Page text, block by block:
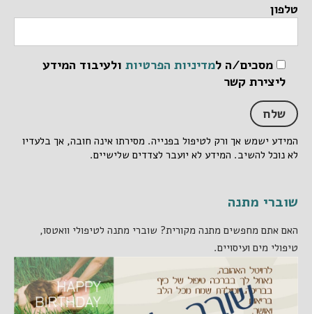
טלפון
מסכים/ה למדיניות הפרטיות ולעיבוד המידע
ליצירת קשר
המידע ישמש אך ורק לטיפול בפנייה. מסירתו אינה חובה, אך בלעדיו
לא נוכל להשיב. המידע לא יועבר לצדדים שלישיים.
שוברי מתנה
האם אתם מחפשים מתנה מקורית? שוברי מתנה לטיפולי וואטסו,
טיפולי מים ועיסויים.